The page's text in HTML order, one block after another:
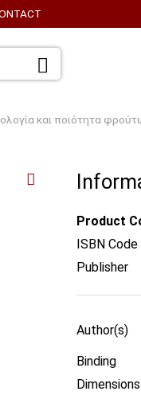
και ποιότητα
Product
ISBN Code
Publisher
Author(s)
Binding
Dimensions